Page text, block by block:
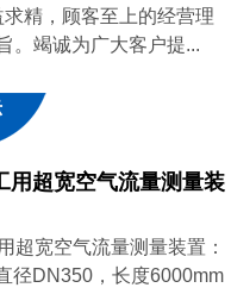
精，顾客至上的经营理
。竭诚为广大客户提...
用超宽空气流量测量装
超宽空气流量测量装置：
径DN350，长度6000mm